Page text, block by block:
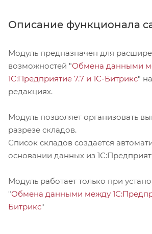
Описание функционала
Модуль предназначен для
возможностей "Обмена данными
1С:Предприятие 7.7 и 1С-Битрикс"
редакциях.
Модуль позволяет организовать
разрезе складов.
Список складов создается
основании данных из
Модуль работает только при
"Обмена данными между
Битрикс"